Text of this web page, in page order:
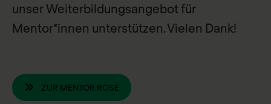
unser Weiterbildungsangebot für
Mentor*innen unterstützen. Vielen Dank!
ZUR MENTOR ROSE